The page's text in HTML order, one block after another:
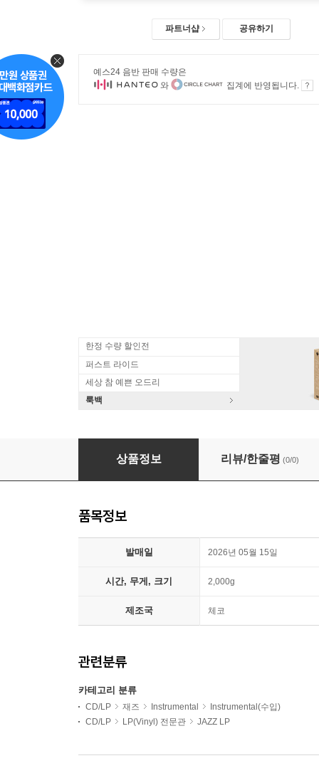
파트너샵 공유하기
예스24 음반 판매 수량은
와
집계에 반영됩니다.
한정 수량 할인전
퍼스트 라이드
세상 참 예쁜 오드리
룩백
Irreversible Entanglements (일리버시블 엔
상품정보 리뷰/한줄평 (0/0)
품목정보
발매일 2026년 05월 15일
시간, 무게, 크기 2,000g
제조국 체코
관련분류
카테고리 분류
CD/LP 재즈 Instrumental
Instrumental(수입)
CD/LP
LP(Vinyl) 전문관 JAZZ LP